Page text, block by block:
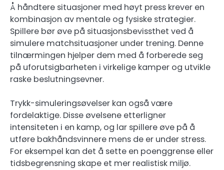
Å håndtere situasjoner med høyt press krever en
kombinasjon av mentale og fysiske strategier.
Spillere bør øve på situasjonsbevissthet ved å
simulere matchsituasjoner under trening. Denne
tilnærmingen hjelper dem med å forberede seg
på uforutsigbarheten i virkelige kamper og utvikle
raske beslutningsevner.
Trykk-simuleringsøvelser kan også være
fordelaktige. Disse øvelsene etterligner
intensiteten i en kamp, og lar spillere øve på å
utføre bakhåndsvinnere mens de er under stress.
For eksempel kan det å sette en poenggrense eller
tidsbegrensning skape et mer realistisk miljø.